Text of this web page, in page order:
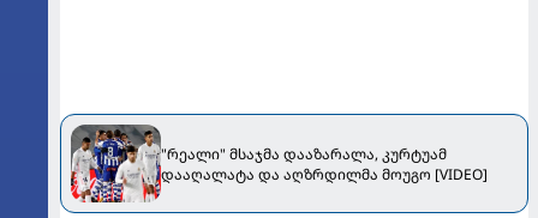
"რეალი" მსაჯმა დააზარალა, კურტუამ
დააღალატა და აღზრდილმა მოუგო [VIDEO]